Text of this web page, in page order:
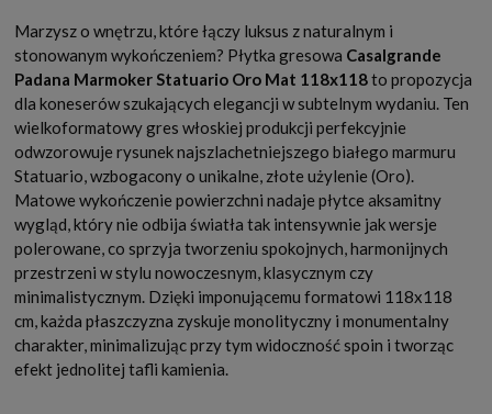
Marzysz o wnętrzu, które łączy luksus z naturalnym i
stonowanym wykończeniem? Płytka gresowa Casalgrande
Padana Marmoker Statuario Oro Mat 118x118to propozycja
dla koneserów szukających elegancji w subtelnym wydaniu. Ten
wielkoformatowy gres włoskiej produkcji perfekcyjnie
odwzorowuje rysunek najszlachetniejszego białego marmuru
Statuario, wzbogacony o unikalne, złote użylenie (Oro).
Matowe wykończenie powierzchni nadaje płytce aksamitny
wygląd, który nie odbija światła tak intensywnie jak wersje
polerowane, co sprzyja tworzeniu spokojnych, harmonijnych
przestrzeni w stylu nowoczesnym, klasycznym czy
minimalistycznym. Dzięki imponującemu formatowi 118x118
cm, każda płaszczyzna zyskuje monolityczny i monumentalny
charakter, minimalizując przy tym widoczność spoin i tworząc
efekt jednolitej tafli kamienia.